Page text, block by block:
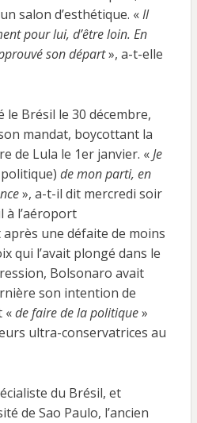
salon d’esthétique. «Il
pour lui, d’être loin. En
son départ», a-t-elle
Brésil le 30 décembre,
mandat, boycottant la
de Lula le 1er janvier. «Je
de mon parti, en
», a-t-il dit mercredi soir
à l’aéroport
après une défaite de moins
qui l’avait plongé dans le
Bolsonaro avait
son intention de
«de faire de la politique»
ultra-conservatrices au
du Brésil, et
de Sao Paulo, l’ancien